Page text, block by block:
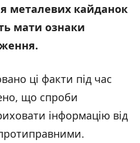
металевих кайданок
мати ознаки
ці факти під час
що спроби
інформацію від